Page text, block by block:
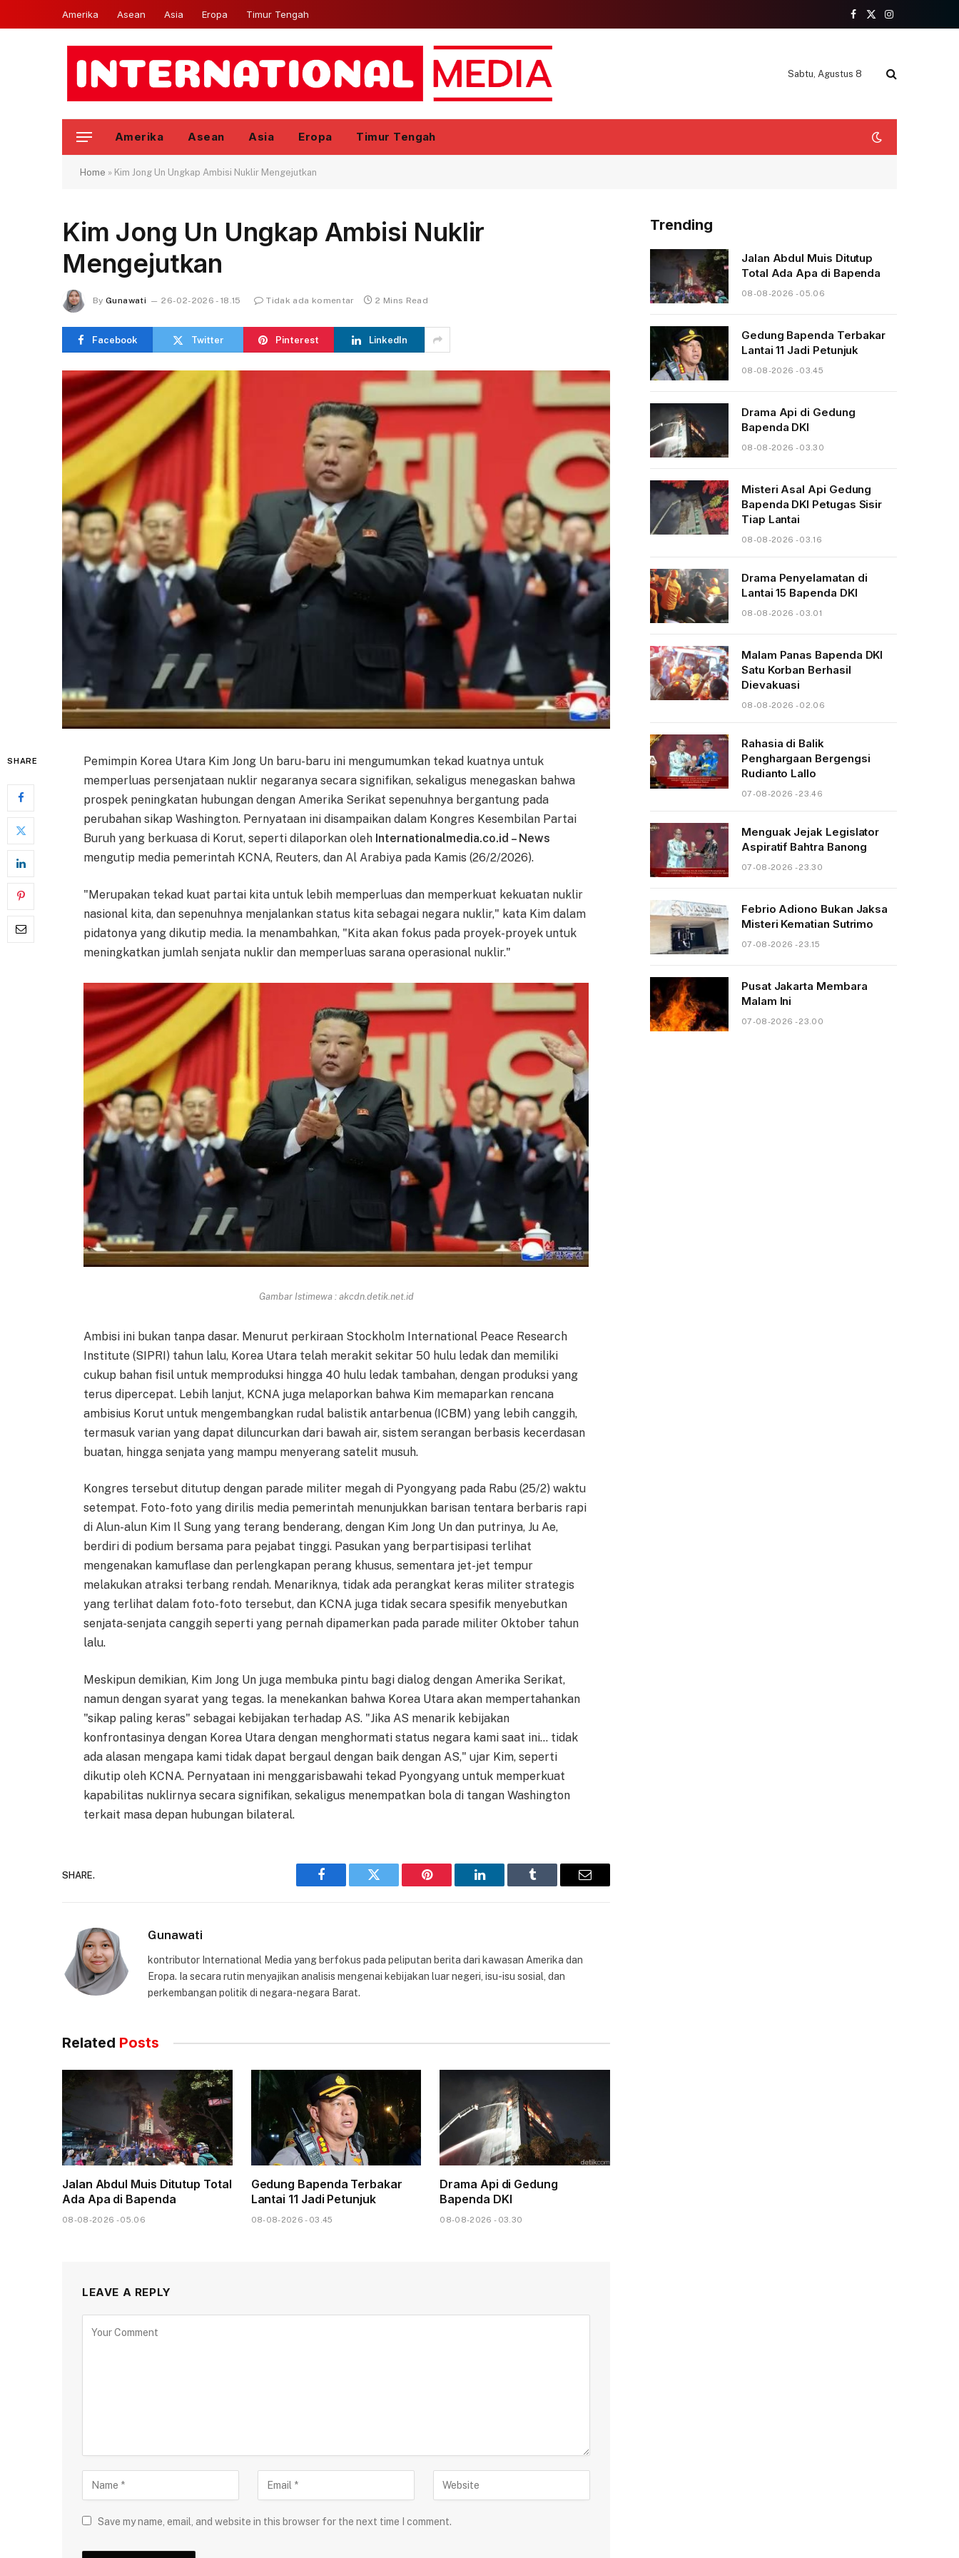
Amerika Asean Asia Eropa Timur Tengah
Facebook
X
Instagram
Sabtu, Agustus 8
Amerika Asean Asia Eropa Timur Tengah
Home » Kim Jong Un Ungkap Ambisi Nuklir Mengejutkan
Kim Jong Un Ungkap Ambisi Nuklir
Mengejutkan
By Gunawati 26-02-2026 - 18.15 Tidak ada komentar 2 Mins Read
Facebook Twitter Pinterest LinkedIn
SHARE
Pemimpin Korea Utara Kim Jong Un baru-baru ini mengumumkan tekad kuatnya untuk
memperluas persenjataan nuklir negaranya secara signifikan, sekaligus menegaskan bahwa
prospek peningkatan hubungan dengan Amerika Serikat sepenuhnya bergantung pada
perubahan sikap Washington. Pernyataan ini disampaikan dalam Kongres Kesembilan Partai
Buruh yang berkuasa di Korut, seperti dilaporkan oleh Internationalmedia.co.id – News
mengutip media pemerintah KCNA, Reuters, dan Al Arabiya pada Kamis (26/2/2026).
"Merupakan tekad kuat partai kita untuk lebih memperluas dan memperkuat kekuatan nuklir
nasional kita, dan sepenuhnya menjalankan status kita sebagai negara nuklir," kata Kim dalam
pidatonya yang dikutip media. Ia menambahkan, "Kita akan fokus pada proyek-proyek untuk
meningkatkan jumlah senjata nuklir dan memperluas sarana operasional nuklir."
Gambar Istimewa : akcdn.detik.net.id
Ambisi ini bukan tanpa dasar. Menurut perkiraan Stockholm International Peace Research
Institute (SIPRI) tahun lalu, Korea Utara telah merakit sekitar 50 hulu ledak dan memiliki
cukup bahan fisil untuk memproduksi hingga 40 hulu ledak tambahan, dengan produksi yang
terus dipercepat. Lebih lanjut, KCNA juga melaporkan bahwa Kim memaparkan rencana
ambisius Korut untuk mengembangkan rudal balistik antarbenua (ICBM) yang lebih canggih,
termasuk varian yang dapat diluncurkan dari bawah air, sistem serangan berbasis kecerdasan
buatan, hingga senjata yang mampu menyerang satelit musuh.
Kongres tersebut ditutup dengan parade militer megah di Pyongyang pada Rabu (25/2) waktu
setempat. Foto-foto yang dirilis media pemerintah menunjukkan barisan tentara berbaris rapi
di Alun-alun Kim Il Sung yang terang benderang, dengan Kim Jong Un dan putrinya, Ju Ae,
berdiri di podium bersama para pejabat tinggi. Pasukan yang berpartisipasi terlihat
mengenakan kamuflase dan perlengkapan perang khusus, sementara jet-jet tempur
melakukan atraksi terbang rendah. Menariknya, tidak ada perangkat keras militer strategis
yang terlihat dalam foto-foto tersebut, dan KCNA juga tidak secara spesifik menyebutkan
senjata-senjata canggih seperti yang pernah dipamerkan pada parade militer Oktober tahun
lalu.
Meskipun demikian, Kim Jong Un juga membuka pintu bagi dialog dengan Amerika Serikat,
namun dengan syarat yang tegas. Ia menekankan bahwa Korea Utara akan mempertahankan
"sikap paling keras" sebagai kebijakan terhadap AS. "Jika AS menarik kebijakan
konfrontasinya dengan Korea Utara dengan menghormati status negara kami saat ini… tidak
ada alasan mengapa kami tidak dapat bergaul dengan baik dengan AS," ujar Kim, seperti
dikutip oleh KCNA. Pernyataan ini menggarisbawahi tekad Pyongyang untuk memperkuat
kapabilitas nuklirnya secara signifikan, sekaligus menempatkan bola di tangan Washington
terkait masa depan hubungan bilateral.
SHARE.
Facebook Twitter Pinterest LinkedIn Tumblr Email
Gunawati
kontributor International Media yang berfokus pada peliputan berita dari kawasan Amerika dan
Eropa. Ia secara rutin menyajikan analisis mengenai kebijakan luar negeri, isu-isu sosial, dan
perkembangan politik di negara-negara Barat.
Related Posts
Jalan Abdul Muis Ditutup Total
Ada Apa di Bapenda
08-08-2026 - 05.06
Gedung Bapenda Terbakar
Lantai 11 Jadi Petunjuk
08-08-2026 - 03.45
Drama Api di Gedung
Bapenda DKI
08-08-2026 - 03.30
LEAVE A REPLY
Save my name, email, and website in this browser for the next time I comment.
Trending
Jalan Abdul Muis Ditutup
Total Ada Apa di Bapenda
08-08-2026 - 05.06
Gedung Bapenda Terbakar
Lantai 11 Jadi Petunjuk
08-08-2026 - 03.45
Drama Api di Gedung
Bapenda DKI
08-08-2026 - 03.30
Misteri Asal Api Gedung
Bapenda DKI Petugas Sisir
Tiap Lantai
08-08-2026 - 03.16
Drama Penyelamatan di
Lantai 15 Bapenda DKI
08-08-2026 - 03.01
Malam Panas Bapenda DKI
Satu Korban Berhasil
Dievakuasi
08-08-2026 - 02.06
Rahasia di Balik
Penghargaan Bergengsi
Rudianto Lallo
07-08-2026 - 23.46
Menguak Jejak Legislator
Aspiratif Bahtra Banong
07-08-2026 - 23.30
Febrio Adiono Bukan Jaksa
Misteri Kematian Sutrimo
07-08-2026 - 23.15
Pusat Jakarta Membara
Malam Ini
07-08-2026 - 23.00